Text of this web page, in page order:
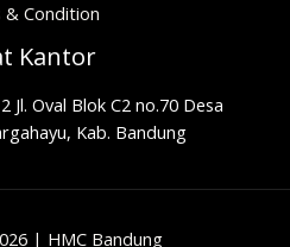
& Condition
Kantor
Oval Blok C2 no.70 Desa
Kab. Bandung
| HMC Bandung